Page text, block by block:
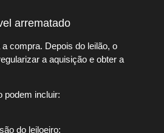
arrematado
compra. Depois do leilão, o
a aquisição e obter a
podem incluir:
do leiloeiro;